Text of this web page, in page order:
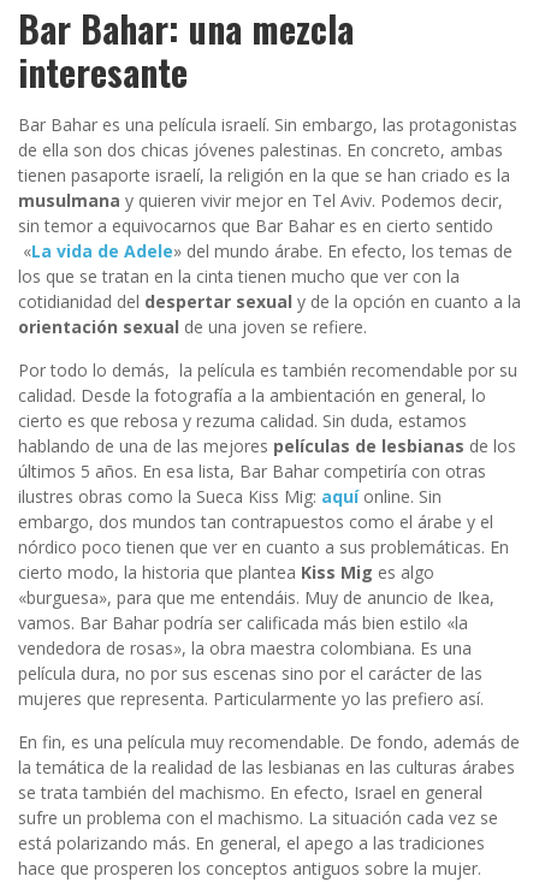
Bar Bahar: una mezcla
interesante
Bar Bahar es una película israelí. Sin embargo, las protagonistas
de ella son dos chicas jóvenes palestinas. En concreto, ambas
tienen pasaporte israelí, la religión en la que se han criado es la
musulmana y quieren vivir mejor en Tel Aviv. Podemos decir,
sin temor a equivocarnos que Bar Bahar es en cierto sentido
«La vida de Adele» del mundo árabe. En efecto, los temas de
los que se tratan en la cinta tienen mucho que ver con la
cotidianidad del despertar sexual y de la opción en cuanto a la
orientación sexual de una joven se refiere.
Por todo lo demás, la película es también recomendable por su
calidad. Desde la fotografía a la ambientación en general, lo
cierto es que rebosa y rezuma calidad. Sin duda, estamos
hablando de una de las mejores películas de lesbianas de los
últimos 5 años. En esa lista, Bar Bahar competiría con otras
ilustres obras como la Sueca Kiss Mig: aquí online. Sin
embargo, dos mundos tan contrapuestos como el árabe y el
nórdico poco tienen que ver en cuanto a sus problemáticas. En
cierto modo, la historia que plantea Kiss Mig es algo
«burguesa», para que me entendáis. Muy de anuncio de Ikea,
vamos. Bar Bahar podría ser calificada más bien estilo «la
vendedora de rosas», la obra maestra colombiana. Es una
película dura, no por sus escenas sino por el carácter de las
mujeres que representa. Particularmente yo las prefiero así.
En fin, es una película muy recomendable. De fondo, además de
la temática de la realidad de las lesbianas en las culturas árabes
se trata también del machismo. En efecto, Israel en general
sufre un problema con el machismo. La situación cada vez se
está polarizando más. En general, el apego a las tradiciones
hace que prosperen los conceptos antiguos sobre la mujer.